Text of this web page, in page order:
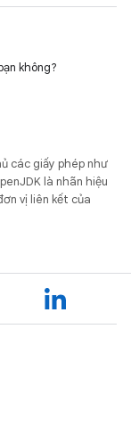
không?
các giấy phép như
là nhãn hiệu
vị liên kết của